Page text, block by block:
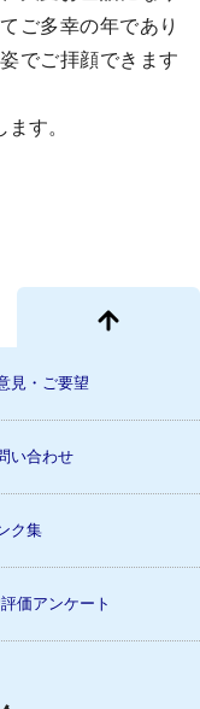
ご多幸の年であり
でご拝顔できます
す。
見・ご要望
い合わせ
ク集
価アンケート